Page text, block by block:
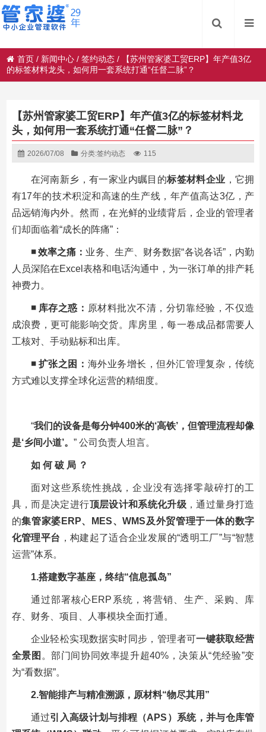
首页 / 新闻中心 /签约动态 /
【苏州管家婆工贸ERP】年产值3亿
的标签材料龙头，如何用一套系统打通“任督二脉”？
【苏州管家婆工贸ERP】年产值3亿的标签材料龙
头，如何用一套系统打通“任督二脉”？
2026/07/08 分类:签约动态 115
在河南新乡，有一家业内瞩目的标签材料企业 ，它拥
有17年的技术积淀和高速的生产线，年产值高达3亿，产
品远销海内外。然而，在光鲜的业绩背后，企业的管理者
们却面临着“成长的阵痛”：
◾ 效率之痛： 业务、生产、财务数据“各说各话”，内勤
人员深陷在Excel表格和电话沟通中，为一张订单的排产耗
神费力。
◾ 库存之惑： 原材料批次不清，分切靠经验，不仅造
成浪费，更可能影响交货。库房里，每一卷成品都需要人
工核对、手动贴标和出库。
◾ 扩张之困： 海外业务增长，但外汇管理复杂，传统
方式难以支撑全球化运营的精细度。
“我们的设备是每分钟400米的‘高铁’，但管理流程却像
是‘乡间小道’。 ” 公司负责人坦言。
如 何 破 局 ？
面对这些系统性挑战，企业没有选择零敲碎打的工
具，而是决定进行顶层设计和系统化升级 ，通过量身打造
的集管家婆ERP、MES、WMS及外贸管理于一体的数字
化管理平台 ，构建起了适合企业发展的“透明工厂”与“智慧
运营”体系。
1.搭建数字基座，终结“信息孤岛”
通过部署核心ERP系统 ，将营销、生产、采购、库
存、财务、项目、人事模块全面打通。
企业轻松实现数据实时同步，管理者可一键获取经营
全景图 。部门间协同效率提升超40%，决策从“凭经验”变
为“看数据”。
2.智能排产与精准溯源，原材料“物尽其用”
通过引入高级计划与排程（APS）系统，并与仓库管